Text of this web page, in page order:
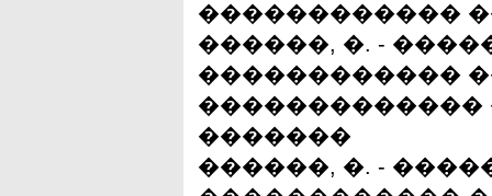
������������
������, �. -
������������
�������������
�������
������, �. -